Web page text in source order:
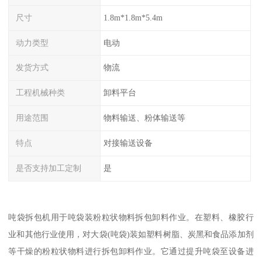
尺寸 1.8m*1.8m*5.4m
动力类型 电动
发货方式 物流
工程机械种类 卸料平台
用途范围 物料输送、粉体输送等
特点 对接输送设备
是否支持加工定制 是
吨袋拆包机用于吨袋装粉粒状物料拆包卸料作业。在塑料、橡胶行
业和其他行业使用，对大袋(吨袋)装如塑料树脂、炭黑和食品添加剂
等干燥的粉粒状物料进行拆包卸料作业。它通过提升吨袋至设备进